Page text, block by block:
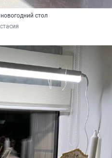
стол